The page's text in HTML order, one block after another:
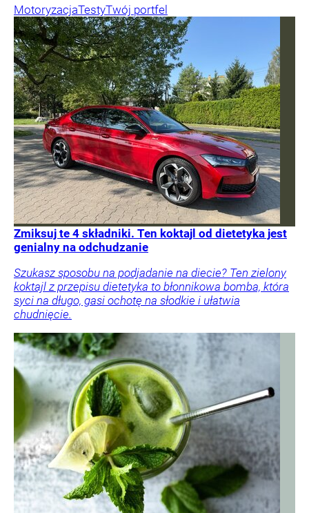
MotoryzacjaTestyTwój portfel
Zmiksuj te 4 składniki. Ten koktajl od dietetyka jest
genialny na odchudzanie
Szukasz sposobu na podjadanie na diecie? Ten zielony
koktajl z przepisu dietetyka to błonnikowa bomba, która
syci na długo, gasi ochotę na słodkie i ułatwia
chudnięcie.